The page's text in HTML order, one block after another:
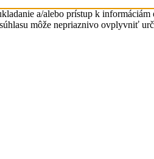
a/alebo prístup k
môže nepriaznivo ovplyvniť